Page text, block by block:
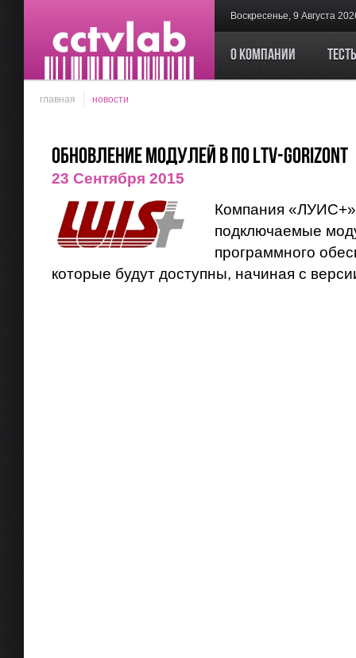
Воскресенье, 9 Августа
О компании
главная новости
Обновление модулей в ПО LTV-GORIZONT
23 Сентября 2015
Компания «ЛУИС+»
подключаемые
программного
которые будут доступны, начиная с